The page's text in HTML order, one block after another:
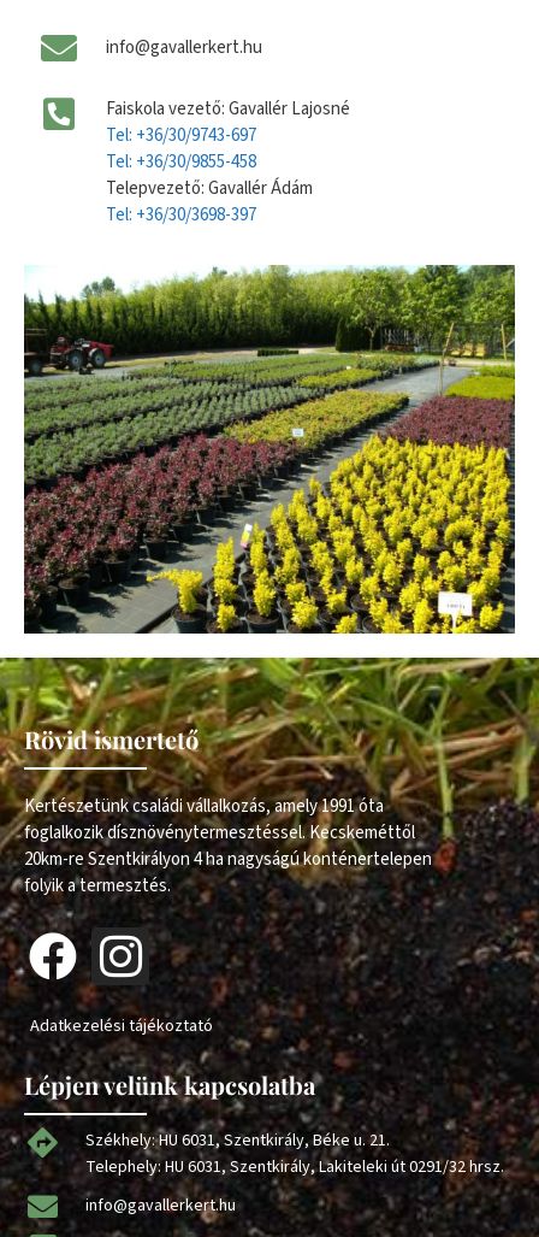
info@gavallerkert.hu
Faiskola vezető: Gavallér Lajosné
Tel: +36/30/9743-697
Tel: +36/30/9855-458
Telepvezető: Gavallér Ádám
Tel: +36/30/3698-397
Rövid ismertető
Kertészetünk családi vállalkozás, amely 1991 óta
foglalkozik dísznövénytermesztéssel. Kecskeméttől
20km-re Szentkirályon 4 ha nagyságú konténertelepen
folyik a termesztés.
Adatkezelési tájékoztató
Lépjen velünk kapcsolatba
Székhely: HU 6031, Szentkirály, Béke u. 21.
Telephely: HU 6031, Szentkirály, Lakiteleki út 0291/32 hrsz.
info@gavallerkert.hu